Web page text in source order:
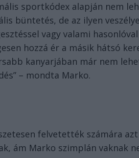
sportkódex alapján nem
büntetés, de az ilyen
vagy valami
hozzá ér a másik hátsó
kanyarjában már nem
– mondta Marko.
felvetették számára
ám Marko szimplán vaknak